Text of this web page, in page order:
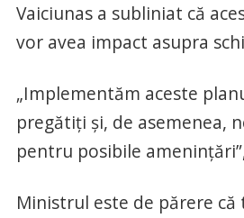
Vaiciunas a subliniat că
vor avea impact asupra
„Implementăm aceste
pregătiţi şi, de asemenea,
pentru posibile
Ministrul este de părere